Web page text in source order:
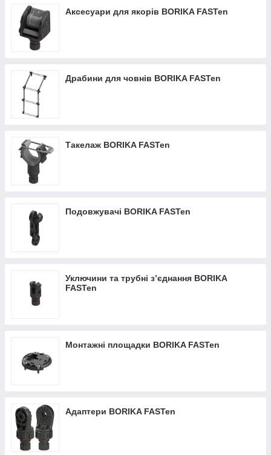
Аксесуари для якорів BORIKA FASTen
Драбини для човнів BORIKA FASTen
Такелаж BORIKA FASTen
Подовжувачі BORIKA FASTen
Уключини та трубні з’єднання BORIKA
FASTen
Монтажні площадки BORIKA FASTen
Адаптери BORIKA FASTen